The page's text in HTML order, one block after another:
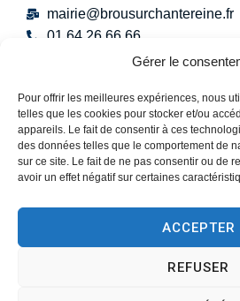
Gérer le
Pour offrir les meilleures expériences, nous
telles que les cookies pour stocker et/ou
appareils. Le fait de consentir à ces
des données telles que le comportement de
sur ce site. Le fait de ne pas consentir ou de
avoir un effet négatif sur certaines
ACCEPTER
REFUSER
mairie@brousurchantereine.fr
01 64 26 66 66
Lundi :8h30 – 12h
Mardi :8h30 – 12h / 13h30 –
Mercredi :8h30 -12h30
Jeudi : 8h30 – 12h / 13h30 –
13h30 – 17h30
Samedi :9h00 – 12h
(Permanence État-Civil